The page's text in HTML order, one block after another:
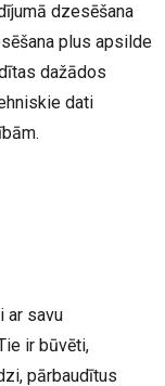
dzesēšana
plus apsilde
dažādos
dati
ar savu
ir būvēti,
pārbaudītus